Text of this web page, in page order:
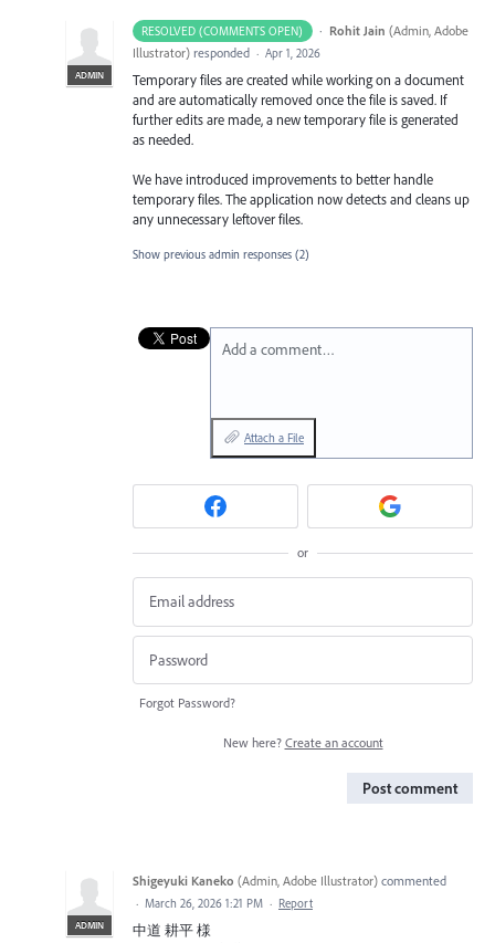
RESOLVED (COMMENTS OPEN) ·
ADMIN
Rohit Jain (Admin, Adobe
Illustrator) responded · Apr 1, 2026
Temporary files are created while working on a document
and are automatically removed once the file is saved. If
further edits are made, a new temporary file is generated
as needed.
We have introduced improvements to better handle
temporary files. The application now detects and cleans up
any unnecessary leftover files.
Show previous admin responses (2)
Add a comment…
Attach a File
or
Forgot Password?
New here? Create an account
Post comment
ADMIN
Shigeyuki Kaneko (Admin, Adobe Illustrator) commented
· March 26, 2026 1:21 PM · Report
中道 耕平 様